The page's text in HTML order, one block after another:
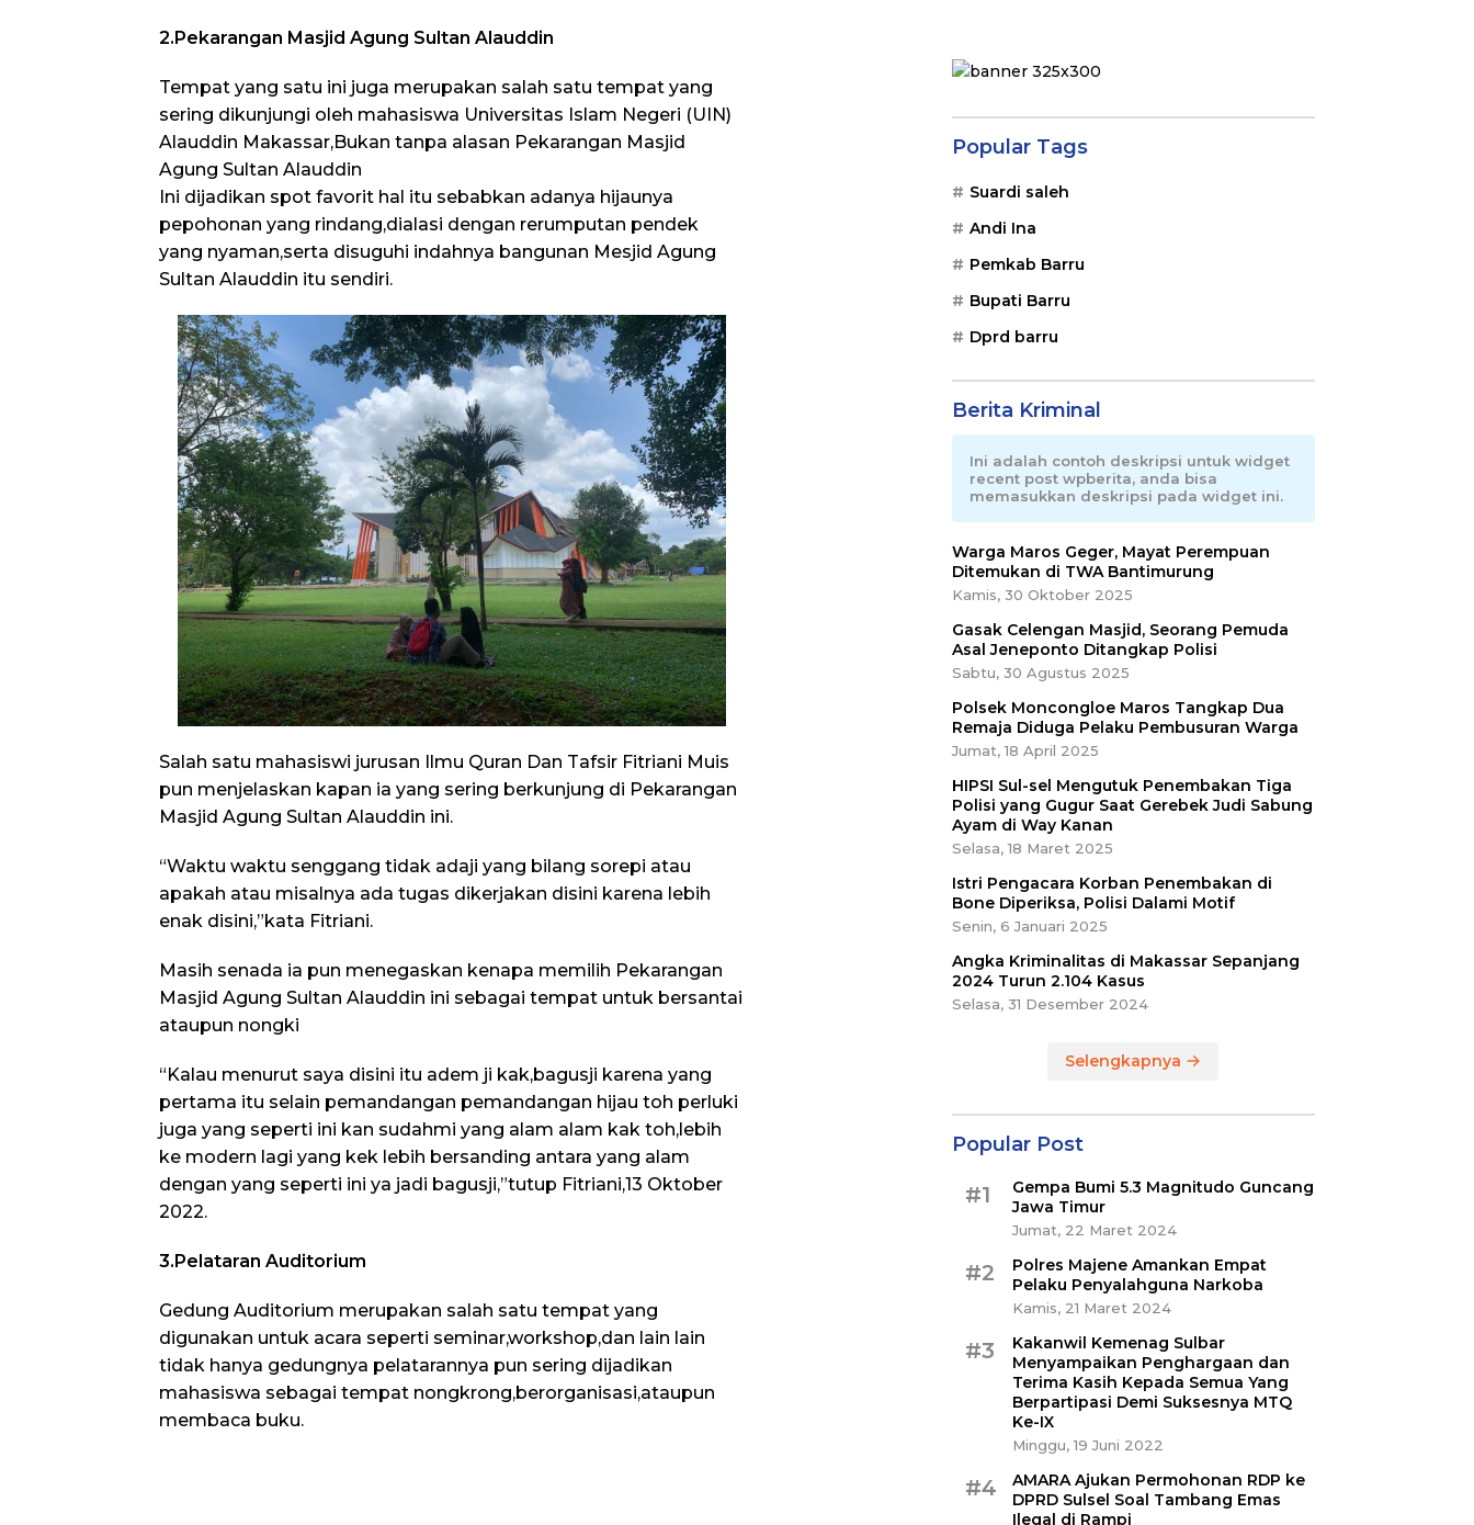
2.Pekarangan Masjid Agung Sultan Alauddin
Tempat yang satu ini juga merupakan salah satu tempat yang
sering dikunjungi oleh mahasiswa Universitas Islam Negeri (UIN)
Alauddin Makassar,Bukan tanpa alasan Pekarangan Masjid
Agung Sultan Alauddin
Ini dijadikan spot favorit hal itu sebabkan adanya hijaunya
pepohonan yang rindang,dialasi dengan rerumputan pendek
yang nyaman,serta disuguhi indahnya bangunan Mesjid Agung
Sultan Alauddin itu sendiri.
Salah satu mahasiswi jurusan Ilmu Quran Dan Tafsir Fitriani Muis
pun menjelaskan kapan ia yang sering berkunjung di Pekarangan
Masjid Agung Sultan Alauddin ini.
“Waktu waktu senggang tidak adaji yang bilang sorepi atau
apakah atau misalnya ada tugas dikerjakan disini karena lebih
enak disini,”kata Fitriani.
Masih senada ia pun menegaskan kenapa memilih Pekarangan
Masjid Agung Sultan Alauddin ini sebagai tempat untuk bersantai
ataupun nongki
“Kalau menurut saya disini itu adem ji kak,bagusji karena yang
pertama itu selain pemandangan pemandangan hijau toh perluki
juga yang seperti ini kan sudahmi yang alam alam kak toh,lebih
ke modern lagi yang kek lebih bersanding antara yang alam
dengan yang seperti ini ya jadi bagusji,”tutup Fitriani,13 Oktober
2022.
3.Pelataran Auditorium
Gedung Auditorium merupakan salah satu tempat yang
digunakan untuk acara seperti seminar,workshop,dan lain lain
tidak hanya gedungnya pelatarannya pun sering dijadikan
mahasiswa sebagai tempat nongkrong,berorganisasi,ataupun
membaca buku.
Popular Tags
Suardi saleh
Andi Ina
Pemkab Barru
Bupati Barru
Dprd barru
Berita Kriminal
Ini adalah contoh deskripsi untuk widget
recent post wpberita, anda bisa
memasukkan deskripsi pada widget ini.
Warga Maros Geger, Mayat Perempuan
Ditemukan di TWA Bantimurung
Kamis, 30 Oktober 2025
Gasak Celengan Masjid, Seorang Pemuda
Asal Jeneponto Ditangkap Polisi
Sabtu, 30 Agustus 2025
Polsek Moncongloe Maros Tangkap Dua
Remaja Diduga Pelaku Pembusuran Warga
Jumat, 18 April 2025
HIPSI Sul-sel Mengutuk Penembakan Tiga
Polisi yang Gugur Saat Gerebek Judi Sabung
Ayam di Way Kanan
Selasa, 18 Maret 2025
Istri Pengacara Korban Penembakan di
Bone Diperiksa, Polisi Dalami Motif
Senin, 6 Januari 2025
Angka Kriminalitas di Makassar Sepanjang
2024 Turun 2.104 Kasus
Selasa, 31 Desember 2024
Selengkapnya
Popular Post
#1
Gempa Bumi 5.3 Magnitudo Guncang
Jawa Timur
Jumat, 22 Maret 2024
#2
Polres Majene Amankan Empat
Pelaku Penyalahguna Narkoba
Kamis, 21 Maret 2024
#3
Kakanwil Kemenag Sulbar
Menyampaikan Penghargaan dan
Terima Kasih Kepada Semua Yang
Berpartipasi Demi Suksesnya MTQ
Ke-IX
Minggu, 19 Juni 2022
#4
AMARA Ajukan Permohonan RDP ke
DPRD Sulsel Soal Tambang Emas
Ilegal di Rampi